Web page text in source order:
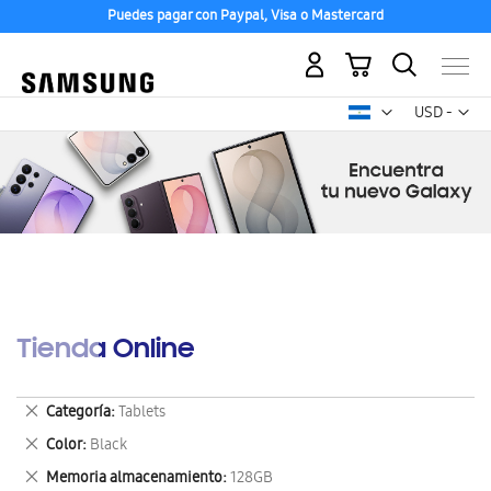
Puedes pagar con Paypal, Visa o Mastercard
USD -
dólar
Mi carrito
Tienda Online
Categoría Tablets
Eliminar
este
artículo
Color Black
Eliminar
este
Memoria almacenamiento 128GB
Eliminar